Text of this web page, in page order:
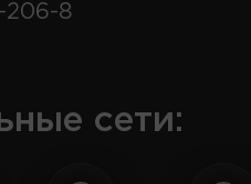
206-8
сети: